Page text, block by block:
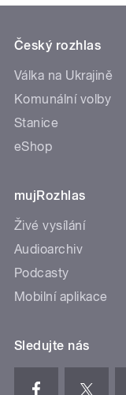
Český rozhlas
Válka na Ukrajině
Komunální volby
Stanice
eShop
mujRozhlas
Živé vysílání
Audioarchiv
Podcasty
Mobilní aplikace
Sledujte nás